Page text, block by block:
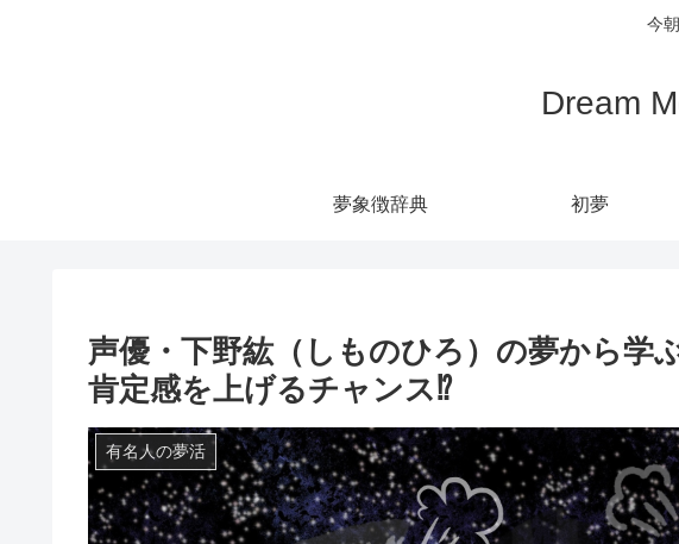
今
Dream
夢象徴辞典 初夢
声優・下野紘（しものひろ）の夢から学
肯定感を上げるチャンス⁉
有名人の夢活